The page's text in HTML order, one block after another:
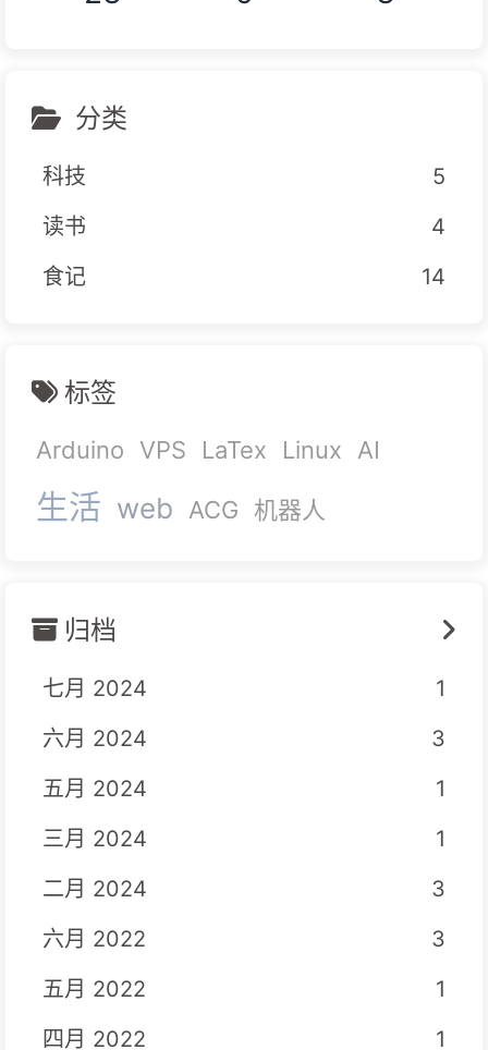
分类
科技
5
读书
4
食记
14
标签
Arduino VPS LaTex Linux AI
生活 web ACG 机器人
归档
七月 2024
1
六月 2024
3
五月 2024
1
三月 2024
1
二月 2024
3
六月 2022
3
五月 2022
1
四月 2022
1